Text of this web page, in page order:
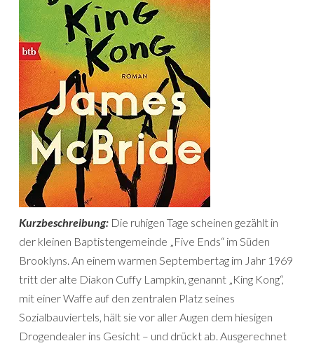
Kurzbeschreibung: Die ruhigen Tage scheinen gezählt in
der kleinen Baptistengemeinde „Five Ends“ im Süden
Brooklyns. An einem warmen Septembertag im Jahr 1969
tritt der alte Diakon Cuffy Lampkin, genannt „King Kong“,
mit einer Waffe auf den zentralen Platz seines
Sozialbauviertels, hält sie vor aller Augen dem hiesigen
Drogendealer ins Gesicht – und drückt ab. Ausgerechnet